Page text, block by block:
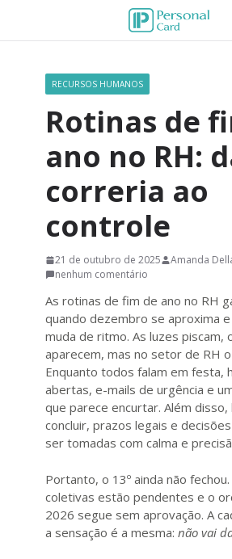
RECURSOS HUMANOS
Rotinas de
ano no RH:
correria ao
controle
21 de outubro de 2025 Amanda
nenhum comentário
As rotinas de fim de ano no RH
quando dezembro se aproxima
muda de ritmo. As luzes piscam,
aparecem, mas no setor de RH
Enquanto todos falam em festa,
abertas, e-mails de urgência e
que parece encurtar. Além disso,
concluir, prazos legais e
ser tomadas com calma e
Portanto, o 13º ainda não
coletivas estão pendentes e o
2026 segue sem aprovação. A
a sensação é a mesma: não vai